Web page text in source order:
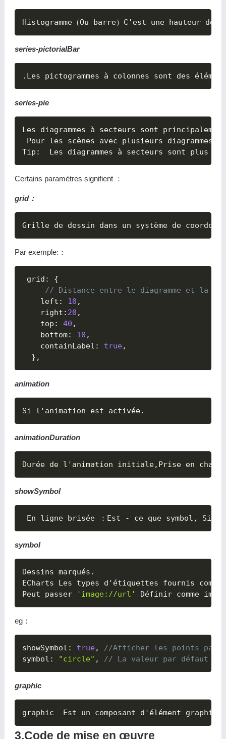
series-pictorialBar
series-pie
Les diagrammes à secteurs sont
Pour les scènes avec plusieurs
Tip :
Certains paramètres signifient ：
grid：
Par exemple:：
grid :
{
// Distance entre le diagramme et la
    left
: 10 ,
    right
: 20 ,
    top
: 40 ,
    bottom
: 10 ,
    containLabel
: true,
} ,
animation
animationDuration
showSymbol
En ligne brisée ：Est - ce que symbol , Si
symbol
Dessins marqués.
ECharts Les types d'étiquettes fournis
Peut passer
'image://url'
eg：
showSymbol : true,
//Afficher les points par
symbol : "circle" , // La valeur par défaut est
graphic
graphic  Est un composant d'élément
3.Code de mise en œuvre